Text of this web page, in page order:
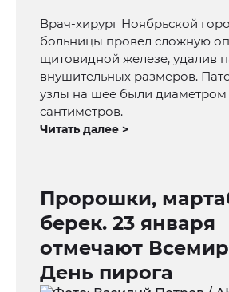
Врач-хирург Ноябрьской
больницы провел сложную
щитовидной железе, удалив
внушительных размеров.
узлы на шее были диаметром
сантиметров.
Читать далее >
Пророшки,
берек. 23 января
отмечают
День пирога